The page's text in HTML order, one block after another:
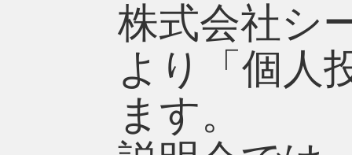
株式会社シ
より「個人
ます。